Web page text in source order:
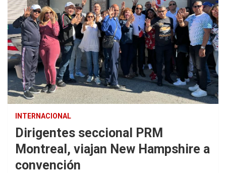
INTERNACIONAL
Dirigentes seccional PRM
Montreal, viajan New Hampshire a
convención